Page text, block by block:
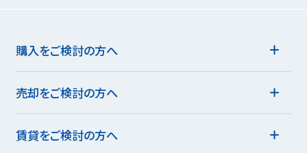
購入をご検討の方へ
売却をご検討の方へ
賃貸をご検討の方へ